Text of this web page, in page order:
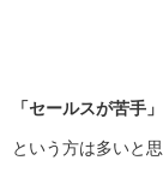
「セールスが苦手」
という方は多いと思